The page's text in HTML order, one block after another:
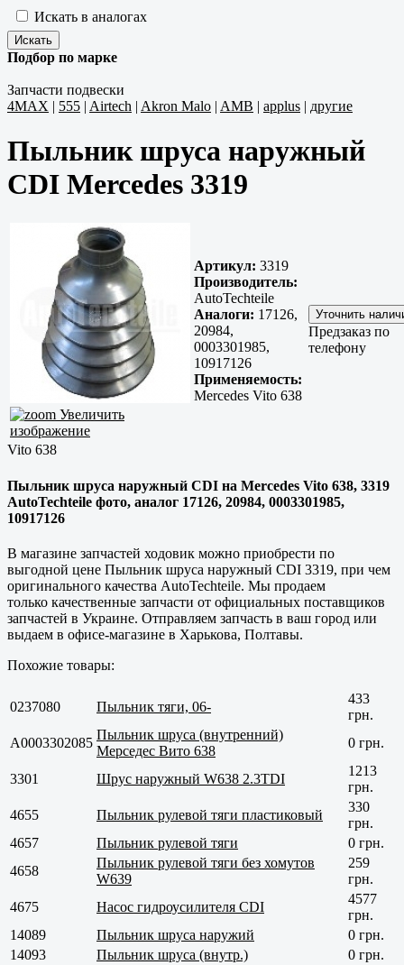
Искать в аналогах
Подбор по марке
Запчасти подвески
4MAX | 555 | Airtech | Akron Malo | AMB | applus | другие
Пыльник шруса наружный
CDI Mercedes 3319
Увеличить
изображение
Артикул: 3319
Производитель:
AutoTechteile
Аналоги: 17126,
20984,
0003301985,
10917126
Применяемость:
Mercedes Vito 638
Предзаказ по
телефону
Vito 638
Пыльник шруса наружный CDI на Mercedes Vito 638, 3319
AutoTechteile фото, аналог 17126, 20984, 0003301985,
10917126
В магазине запчастей ходовик можно приобрести по
выгодной цене Пыльник шруса наружный CDI 3319, при чем
оригинального качества AutoTechteile. Мы продаем
только качественные запчасти от официальных поставщиков
запчастей в Украине. Отправляем запчасть в ваш город или
выдаем в офисе-магазине в Харькова, Полтавы.
Похожие товары:
0237080 Пыльник тяги, 06-
433
грн.
A0003302085
Пыльник шруса (внутренний)
Мерседес Вито 638
0 грн.
3301 Шрус наружный W638 2.3TDI
1213
грн.
4655
Пыльник рулевой тяги пластиковый
330
грн.
4657
Пыльник рулевой тяги
0 грн.
4658
Пыльник рулевой тяги без хомутов
W639
259
грн.
4675
Насос гидроусилителя CDI
4577
грн.
14089
Пыльник шруса наружий
0 грн.
14093
Пыльник шруса (внутр.)
0 грн.